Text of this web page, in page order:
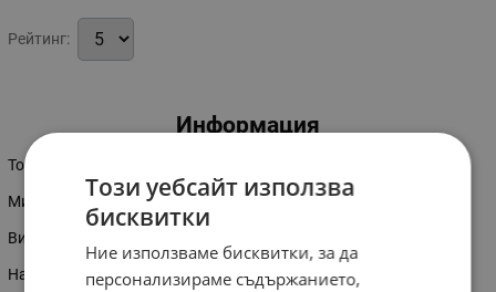
Рейтинг:
Информация
Товароподемност-10 тона
Минимална височина--230 мм.
Височина на повдигане-150 мм.
Настр.височина-80 мм.
Този уебсайт използва
бисквитки
Ние използваме бисквитки, за да
персонализираме съдържанието,